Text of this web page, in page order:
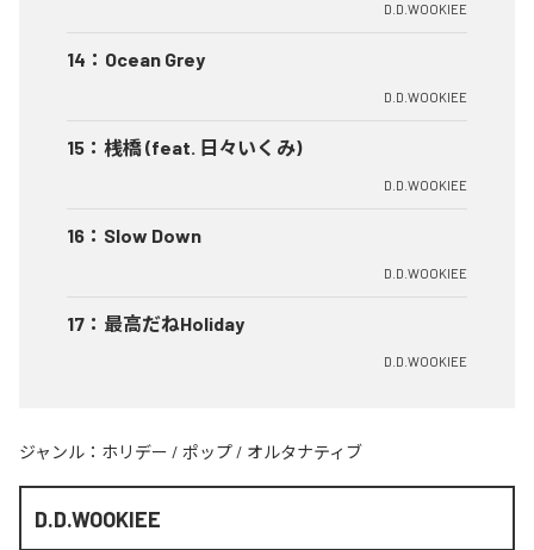
D.D.WOOKIEE
14 ： Ocean Grey
D.D.WOOKIEE
15 ： 桟橋 (feat. 日々いくみ)
D.D.WOOKIEE
16 ： Slow Down
D.D.WOOKIEE
17 ： 最高だねHoliday
D.D.WOOKIEE
ジャンル： ホリデー / ポップ / オルタナティブ
D.D.WOOKIEE